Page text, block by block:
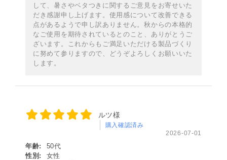
して、暑さやベタつきに関するご意見をお寄せいた
だき感謝申し上げます。使用感について改善できる
点があるようで申し訳ありません。秋からの本格的
なご使用を期待されているとのこと、ありがとうご
ざいます。これからもご満足いただける製品づくり
に努めて参りますので、どうぞよろしくお願いいた
します。
ルツ様
購入確認済み
2026-07-01
年齢:
50代
性別:
女性